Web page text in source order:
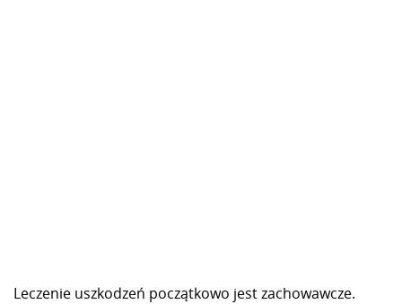
Leczenie uszkodzeń początkowo jest zachowawcze.